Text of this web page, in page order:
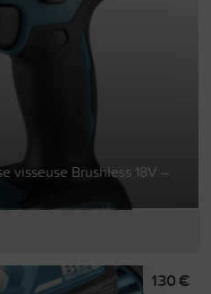
visseuse Brushless 18V –
130 €